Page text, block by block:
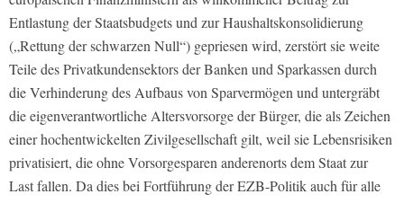
Entlastung der Staatsbudgets und zur Haushaltskonsolidierung
(„Rettung der schwarzen Null“) gepriesen wird, zerstört sie weite
Teile des Privatkundensektors der Banken und Sparkassen durch
die Verhinderung des Aufbaus von Sparvermögen und untergräbt
die eigenverantwortliche Altersvorsorge der Bürger, die als Zeichen
einer hochentwickelten Zivilgesellschaft gilt, weil sie Lebensrisiken
privatisiert, die ohne Vorsorgesparen anderenorts dem Staat zur
Last fallen. Da dies bei Fortführung der EZB-Politik auch für alle